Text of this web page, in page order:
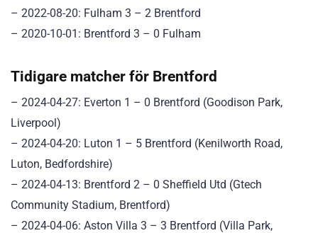
– 2022-08-20: Fulham 3 – 2 Brentford
– 2020-10-01: Brentford 3 – 0 Fulham
Tidigare matcher för Brentford
– 2024-04-27: Everton 1 – 0 Brentford (Goodison Park,
Liverpool)
– 2024-04-20: Luton 1 – 5 Brentford (Kenilworth Road,
Luton, Bedfordshire)
– 2024-04-13: Brentford 2 – 0 Sheffield Utd (Gtech
Community Stadium, Brentford)
– 2024-04-06: Aston Villa 3 – 3 Brentford (Villa Park,